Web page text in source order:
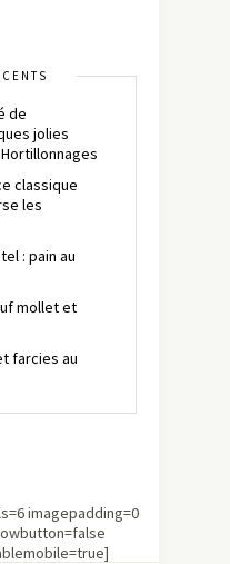
de
jolies
classique
les
: pain au
mollet et
farcies au
imagepadding=0